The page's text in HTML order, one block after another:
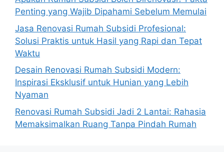
Penting yang Wajib Dipahami Sebelum Memulai
Jasa Renovasi Rumah Subsidi Profesional:
Solusi Praktis untuk Hasil yang Rapi dan Tepat
Waktu
Desain Renovasi Rumah Subsidi Modern:
Inspirasi Eksklusif untuk Hunian yang Lebih
Nyaman
Renovasi Rumah Subsidi Jadi 2 Lantai: Rahasia
Memaksimalkan Ruang Tanpa Pindah Rumah